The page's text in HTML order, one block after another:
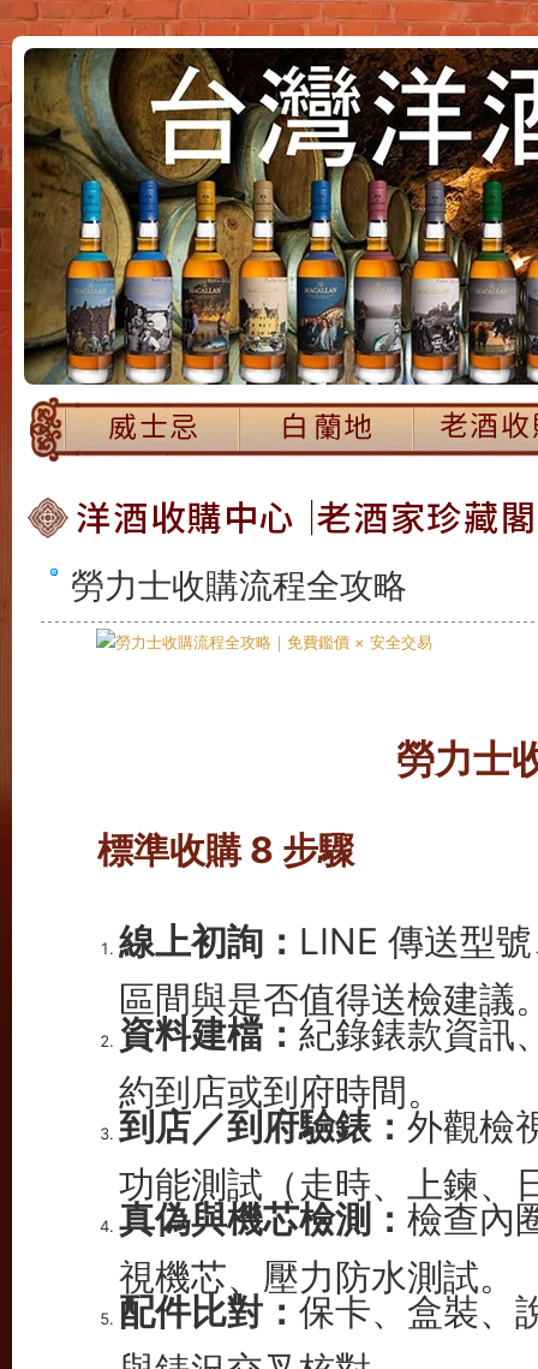
勞力士收購流程全攻略
勞力士
標準收購 8 步驟
線上初詢： LINE 傳送型
區間與是否值得送檢建議
資料建檔： 紀錄錶款資訊
約到店或到府時間。
到店／到府驗錶： 外觀檢
功能測試（走時、上鍊、
真偽與機芯檢測： 檢查內
視機芯、壓力防水測試。
配件比對： 保卡、盒裝、
與錶況交叉核對。